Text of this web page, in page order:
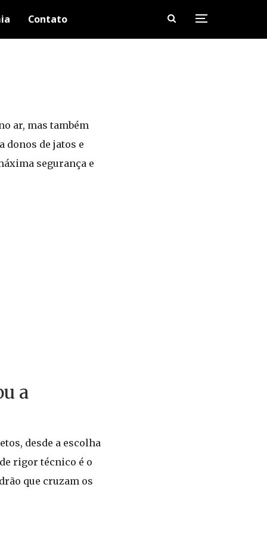
Contato
ar, mas também
donos de jatos e
segurança e
a
desde a escolha
rigor técnico é o
que cruzam os